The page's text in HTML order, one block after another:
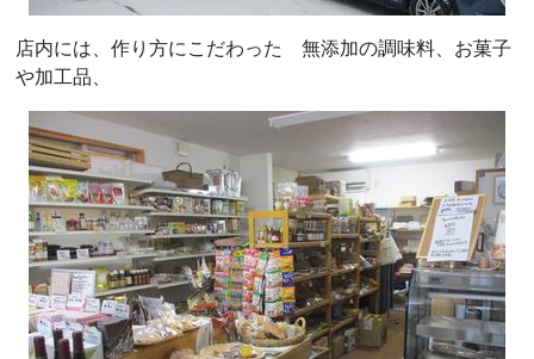
店内には、作り方にこだわった 無添加の調味料、お菓子
や加工品、